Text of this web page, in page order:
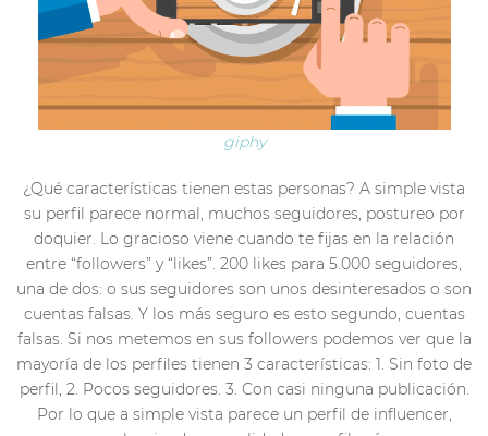
giphy
¿Qué características tienen estas personas? A simple vista
su perfil parece normal, muchos seguidores, postureo por
doquier. Lo gracioso viene cuando te fijas en la relación
entre “followers” y “likes”. 200 likes para 5.000 seguidores,
una de dos: o sus seguidores son unos desinteresados o son
cuentas falsas. Y los más seguro es esto segundo, cuentas
falsas. Si nos metemos en sus followers podemos ver que la
mayoría de los perfiles tienen 3 características: 1. Sin foto de
perfil, 2. Pocos seguidores. 3. Con casi ninguna publicación.
Por lo que a simple vista parece un perfil de influencer,